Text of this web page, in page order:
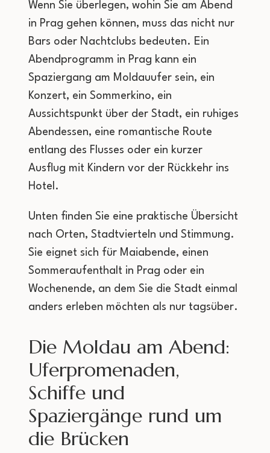
Wenn Sie überlegen, wohin Sie am Abend
in Prag gehen können, muss das nicht nur
Bars oder Nachtclubs bedeuten. Ein
Abendprogramm in Prag kann ein
Spaziergang am Moldauufer sein, ein
Konzert, ein Sommerkino, ein
Aussichtspunkt über der Stadt, ein ruhiges
Abendessen, eine romantische Route
entlang des Flusses oder ein kurzer
Ausflug mit Kindern vor der Rückkehr ins
Hotel.
Unten finden Sie eine praktische Übersicht
nach Orten, Stadtvierteln und Stimmung.
Sie eignet sich für Maiabende, einen
Sommeraufenthalt in Prag oder ein
Wochenende, an dem Sie die Stadt einmal
anders erleben möchten als nur tagsüber.
Die Moldau am Abend:
Uferpromenaden,
Schiffe und
Spaziergänge rund um
die Brücken